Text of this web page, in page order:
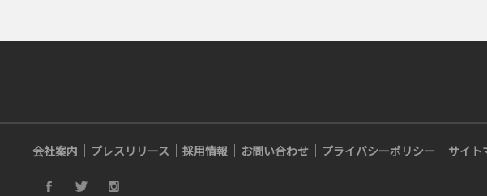
会社案内 プレスリリース 採用情報 お問い合わせ プライバシーポリシー サイト